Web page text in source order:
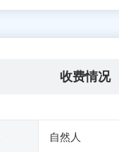
收费情况
自然人